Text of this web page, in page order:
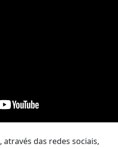
através das redes sociais,